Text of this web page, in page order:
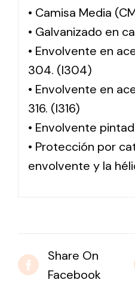
• Camisa Media
• Galvanizado en
• Envolvente en
304. (I304)
• Envolvente en
316. (I316)
• Envolvente
• Protección por
envolvente y la
Share On
Facebook